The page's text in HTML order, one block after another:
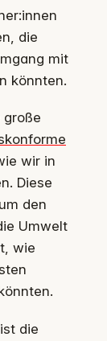
die
mit
könnten.
wir in
Diese
den
Umwelt
wie
die